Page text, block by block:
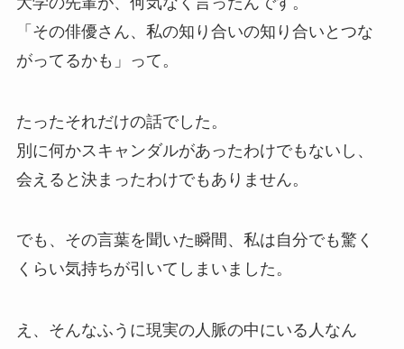
「その俳優さん、私の知り合いの知り合いとつな
がってるかも」って。
たったそれだけの話でした。
別に何かスキャンダルがあったわけでもないし、
会えると決まったわけでもありません。
でも、その言葉を聞いた瞬間、私は自分でも驚く
くらい気持ちが引いてしまいました。
え、そんなふうに現実の人脈の中にいる人なん